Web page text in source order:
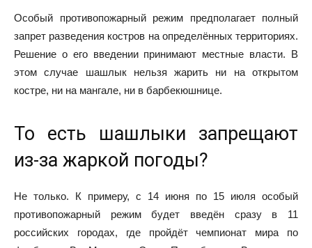
Особый противопожарный режим предполагает полный
запрет разведения костров на определённых территориях.
Решение о его введении принимают местные власти. В
этом случае шашлык нельзя жарить ни на открытом
костре, ни на мангале, ни в барбекюшнице.
То есть шашлыки запрещают
из-за жаркой погоды?
Не только. К примеру, с 14 июня по 15 июля особый
противопожарный режим будет введён сразу в 11
российских городах, где пройдёт чемпионат мира по